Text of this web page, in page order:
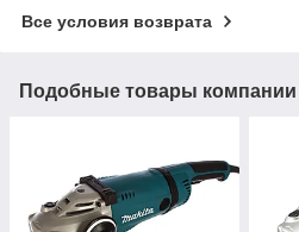
Все условия возврата
Подобные товары компании